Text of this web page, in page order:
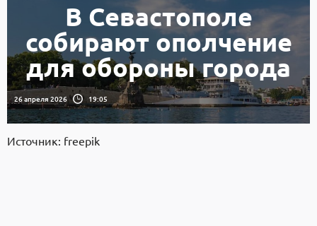
В Севастополе
собирают ополчение
для обороны города
26 апреля 2026 19:05
Источник: freepik